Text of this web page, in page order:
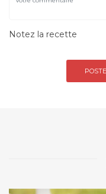
Notez la recette